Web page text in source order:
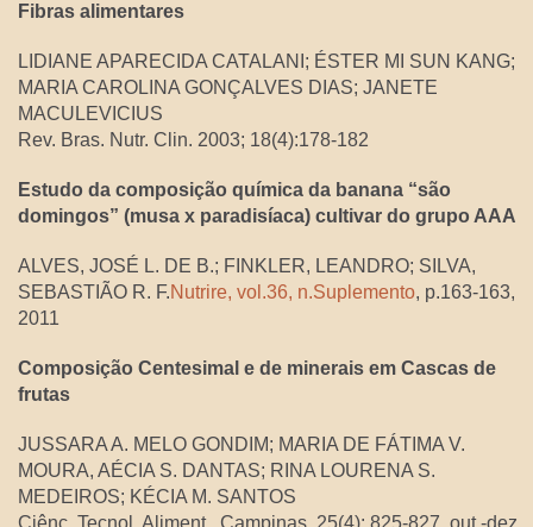
Fibras alimentares
LIDIANE APARECIDA CATALANI; ÉSTER MI SUN KANG;
MARIA CAROLINA GONÇALVES DIAS; JANETE
MACULEVICIUS
Rev. Bras. Nutr. Clin. 2003; 18(4):178-182
Estudo da composição química da banana “são
domingos” (musa x paradisíaca) cultivar do grupo AAA
ALVES, JOSÉ L. DE B.; FINKLER, LEANDRO; SILVA,
SEBASTIÃO R. F.Nutrire, vol.36, n.Suplemento, p.163-163,
2011
Composição Centesimal e de minerais em Cascas de
frutas
JUSSARA A. MELO GONDIM; MARIA DE FÁTIMA V.
MOURA, AÉCIA S. DANTAS; RINA LOURENA S.
MEDEIROS; KÉCIA M. SANTOS